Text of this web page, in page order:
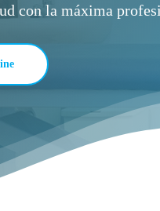
con la máxima